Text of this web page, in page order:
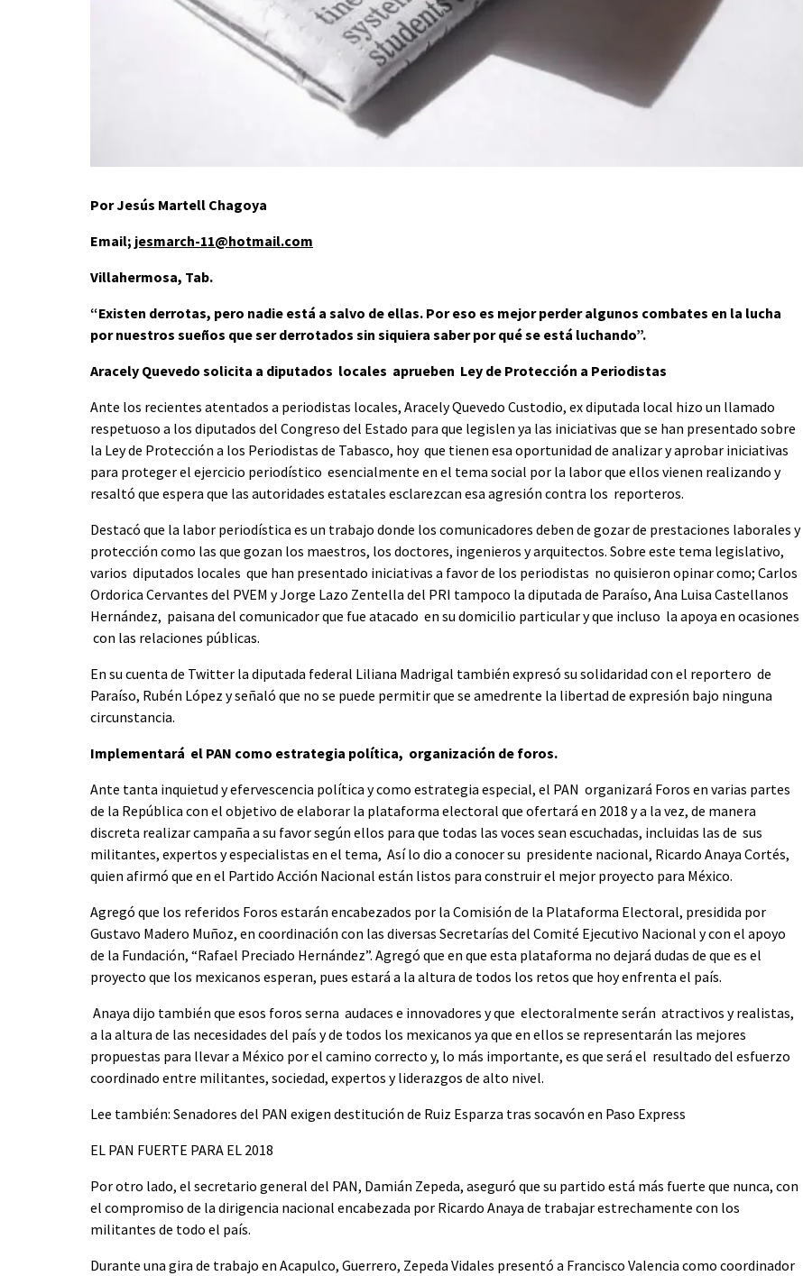
Por Jesús Martell Chagoya
Email; jesmarch-11@hotmail.com
Villahermosa, Tab.
“Existen derrotas, pero nadie está a salvo de ellas. Por eso es mejor perder algunos combates en la lucha
por nuestros sueños que ser derrotados sin siquiera saber por qué se está luchando”.
Aracely Quevedo solicita a diputados locales aprueben Ley de Protección a Periodistas
Ante los recientes atentados a periodistas locales, Aracely Quevedo Custodio, ex diputada local hizo un llamado
respetuoso a los diputados del Congreso del Estado para que legislen ya las iniciativas que se han presentado sobre
la Ley de Protección a los Periodistas de Tabasco, hoy que tienen esa oportunidad de analizar y aprobar iniciativas
para proteger el ejercicio periodístico esencialmente en el tema social por la labor que ellos vienen realizando y
resaltó que espera que las autoridades estatales esclarezcan esa agresión contra los reporteros.
Destacó que la labor periodística es un trabajo donde los comunicadores deben de gozar de prestaciones laborales y
protección como las que gozan los maestros, los doctores, ingenieros y arquitectos. Sobre este tema legislativo,
varios diputados locales que han presentado iniciativas a favor de los periodistas no quisieron opinar como; Carlos
Ordorica Cervantes del PVEM y Jorge Lazo Zentella del PRI tampoco la diputada de Paraíso, Ana Luisa Castellanos
Hernández, paisana del comunicador que fue atacado en su domicilio particular y que incluso la apoya en ocasiones
con las relaciones públicas.
En su cuenta de Twitter la diputada federal Liliana Madrigal también expresó su solidaridad con el reportero de
Paraíso, Rubén López y señaló que no se puede permitir que se amedrente la libertad de expresión bajo ninguna
circunstancia.
Implementará el PAN como estrategia política, organización de foros.
Ante tanta inquietud y efervescencia política y como estrategia especial, el PAN organizará Foros en varias partes
de la República con el objetivo de elaborar la plataforma electoral que ofertará en 2018 y a la vez, de manera
discreta realizar campaña a su favor según ellos para que todas las voces sean escuchadas, incluidas las de sus
militantes, expertos y especialistas en el tema, Así lo dio a conocer su presidente nacional, Ricardo Anaya Cortés,
quien afirmó que en el Partido Acción Nacional están listos para construir el mejor proyecto para México.
Agregó que los referidos Foros estarán encabezados por la Comisión de la Plataforma Electoral, presidida por
Gustavo Madero Muñoz, en coordinación con las diversas Secretarías del Comité Ejecutivo Nacional y con el apoyo
de la Fundación, “Rafael Preciado Hernández”. Agregó que en que esta plataforma no dejará dudas de que es el
proyecto que los mexicanos esperan, pues estará a la altura de todos los retos que hoy enfrenta el país.
Anaya dijo también que esos foros serna audaces e innovadores y que electoralmente serán atractivos y realistas,
a la altura de las necesidades del país y de todos los mexicanos ya que en ellos se representarán las mejores
propuestas para llevar a México por el camino correcto y, lo más importante, es que será el resultado del esfuerzo
coordinado entre militantes, sociedad, expertos y liderazgos de alto nivel.
Lee también: Senadores del PAN exigen destitución de Ruiz Esparza tras socavón en Paso Express
EL PAN FUERTE PARA EL 2018
Por otro lado, el secretario general del PAN, Damián Zepeda, aseguró que su partido está más fuerte que nunca, con
el compromiso de la dirigencia nacional encabezada por Ricardo Anaya de trabajar estrechamente con los
militantes de todo el país.
Durante una gira de trabajo en Acapulco, Guerrero, Zepeda Vidales presentó a Francisco Valencia como coordinador